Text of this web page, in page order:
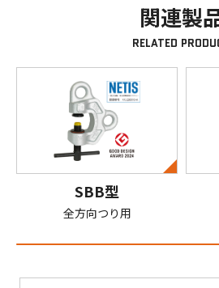
関連製
RELATED
SBB型
全方向つり用